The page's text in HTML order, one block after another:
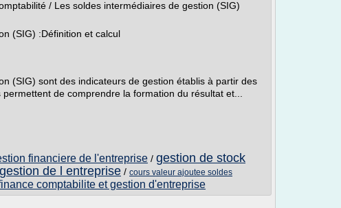
/ Les soldes intermédiaires de gestion (SIG)
(SIG) :Définition et calcul
(SIG) sont des indicateurs de gestion établis à partir des
de comprendre la formation du résultat et...
financiere de l'entreprise / gestion de stock
de l entreprise / cours valeur ajoutee soldes
comptabilite et gestion d'entreprise